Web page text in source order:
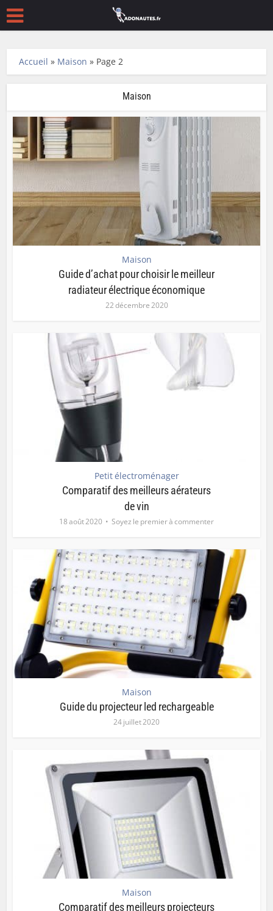
Accueil » Maison » Page 2
Maison
Maison
Guide d’achat pour choisir le meilleur
radiateur électrique économique
22 décembre 2020
Petit électroménager
Comparatif des meilleurs aérateurs
de vin
18 août 2020 Soyez le premier à commenter
Maison
Guide du projecteur led rechargeable
24 juillet 2020
Maison
Comparatif des meilleurs projecteurs